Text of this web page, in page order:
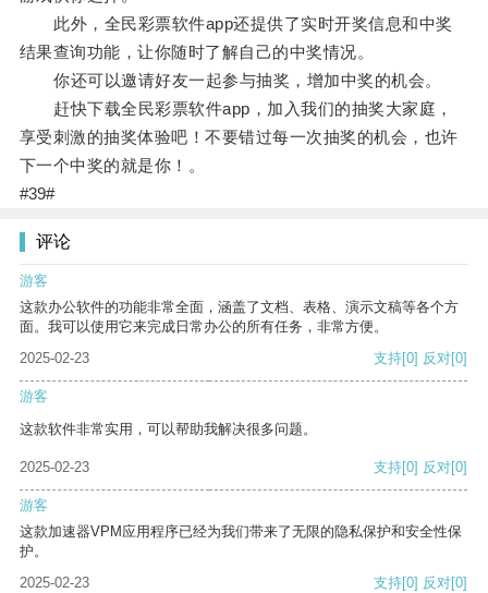
此外，全民彩票软件app还提供了实时开奖信息和中奖
结果查询功能，让你随时了解自己的中奖情况。
你还可以邀请好友一起参与抽奖，增加中奖的机会。
赶快下载全民彩票软件app，加入我们的抽奖大家庭，
享受刺激的抽奖体验吧！不要错过每一次抽奖的机会，也许
下一个中奖的就是你！。
#39#
评论
游客
这款办公软件的功能非常全面，涵盖了文档、表格、演示文稿等各个方
面。我可以使用它来完成日常办公的所有任务，非常方便。
2025-02-23
支持[0] 反对[0]
游客
这款软件非常实用，可以帮助我解决很多问题。
2025-02-23 支持[0] 反对[0]
游客
这款加速器VPM应用程序已经为我们带来了无限的隐私保护和安全性保
护。
2025-02-23
支持[0] 反对[0]